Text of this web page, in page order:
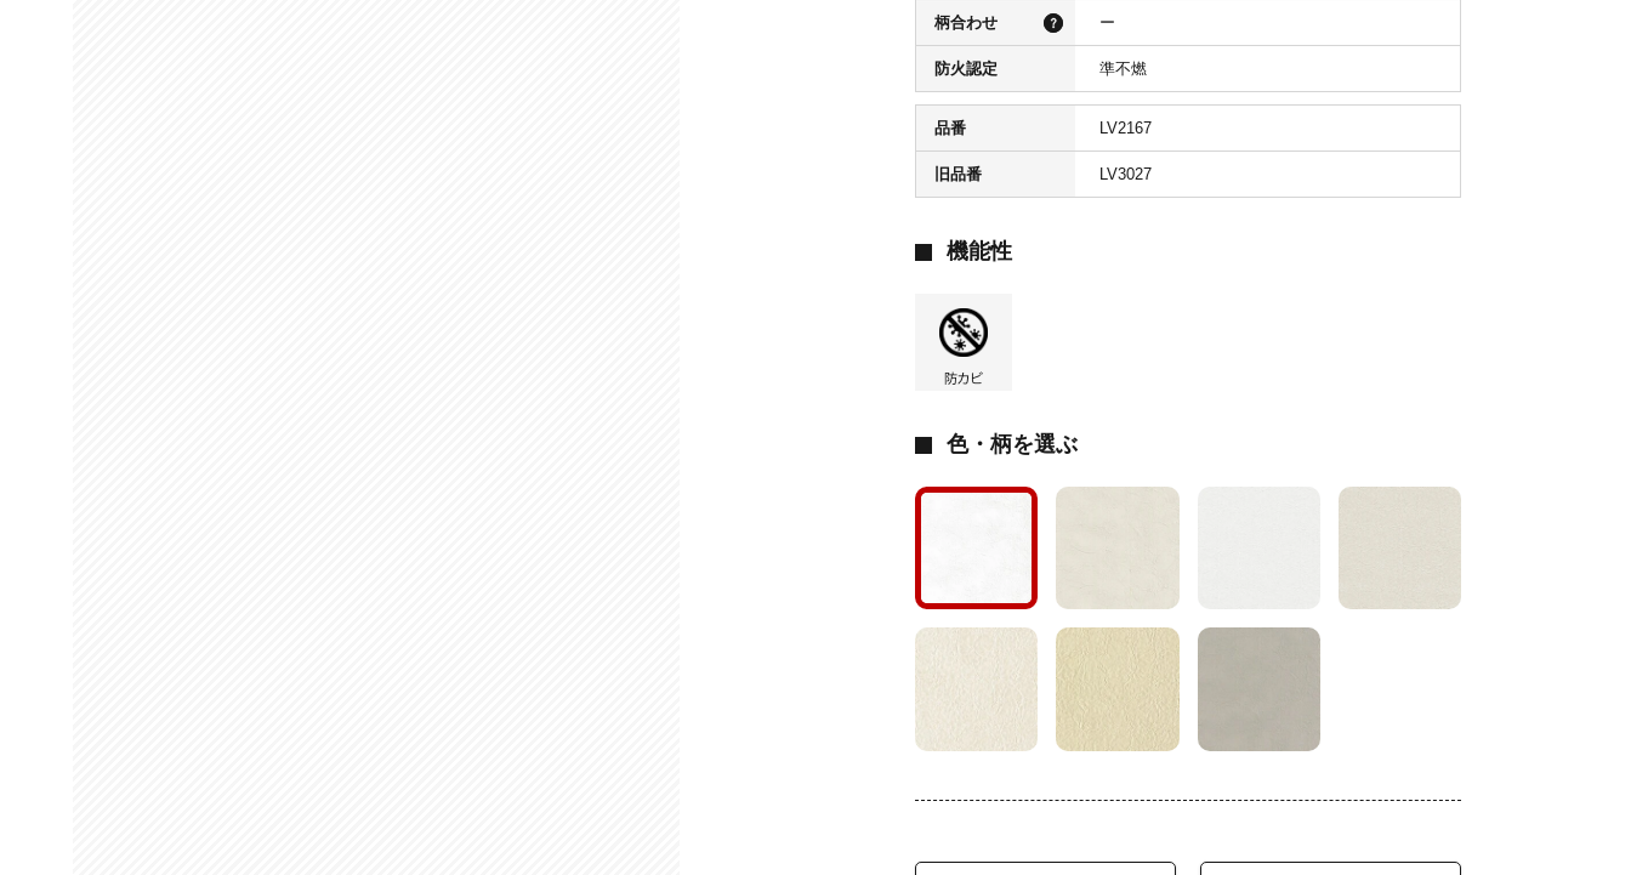
柄合わせ ー
防火認定 準不燃
品番 LV2167
旧品番 LV3027
機能性
色・柄を選ぶ